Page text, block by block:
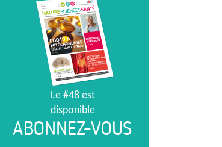
Le #48 est
disponible
ABONNEZ-VOUS